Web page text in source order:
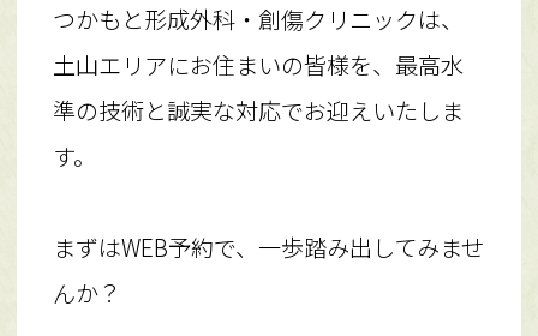
つかもと形成外科・創傷クリニックは、
土山エリアにお住まいの皆様を、最高水
準の技術と誠実な対応でお迎えいたしま
す。
まずはWEB予約で、一歩踏み出してみませ
んか？